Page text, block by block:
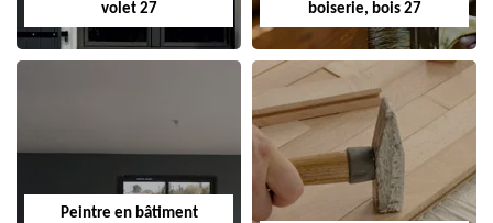
volet 27
boiserie, bois 27
Peintre en bâtiment